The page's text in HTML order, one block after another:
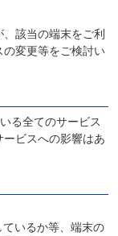
該当の端末をご利
の変更等をご検討い
る全てのサービス
ービスへの影響はあ
いるか等、端末の